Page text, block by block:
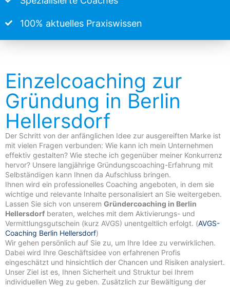
100% aktuelles Praxiswissen
Einzelcoaching zur
Gründung in Berlin
Hellersdorf
Der Schritt von der anfänglichen Idee zur ausgereiften Marke ist
mit vielen Fragen verbunden: Wie kann ich mein Unternehmen
effektiv gestalten? Wie steche ich gegenüber meiner Konkurrenz
hervor? Unsere langjährige Gründungscoaching-Erfahrung mit
Selbständigen kann Ihnen da Aufschluss bringen.
Ihnen wird ein professionelles Coaching angeboten, in dem sie
wichtige und relevante Inhalte personalisiert an Sie weitergeben.
Lassen Sie sich von unserem Gründercoaching in Berlin
Hellersdorf beraten, welches mit dem Aktivierungs- und
Vermittlungsgutschein (kurz AVGS) unentgeltlich erfolgt. (AVGS-
Coaching Berlin Hellersdorf)
Wir gehen persönlich auf Sie zu, um Ihre Idee zu verwirklichen.
Dabei wird Ihre Geschäftsidee von erfahrenen Profis
eingeschätzt und hinsichtlich der Chancen und Risiken analysiert.
Unser Ziel ist es, Ihnen Sicherheit und Struktur bei Ihrem
individuellen Weg zu geben. Zusätzlich zur Bewältigung der